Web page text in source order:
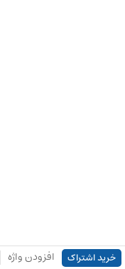
خرید اشتراک افزودن واژه